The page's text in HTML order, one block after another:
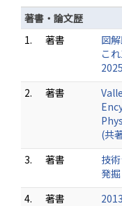
著書・論文歴
1.
著書
図
こ
2.
著書
(共
3.
著書
技
発
4.
著書